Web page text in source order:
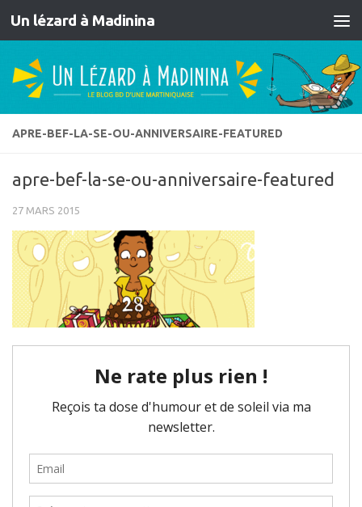
Skip to content
Un lézard à Madinina
APRE-BEF-LA-SE-OU-ANNIVERSAIRE-FEATURED
apre-bef-la-se-ou-anniversaire-featured
27 MARS 2015